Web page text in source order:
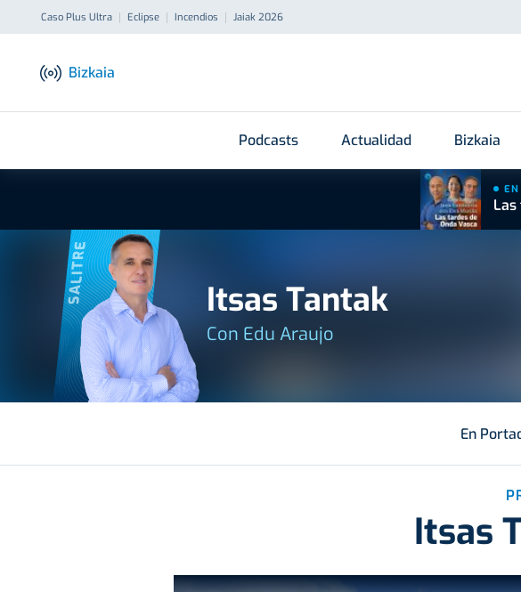
Caso Plus Ultra Eclipse Incendios Jaiak 2026
Bizkaia
Podcasts Actualidad Bizkaia
EN
Las
SALITRE Itsas Tantak
Con Edu Araujo
En
Itsas